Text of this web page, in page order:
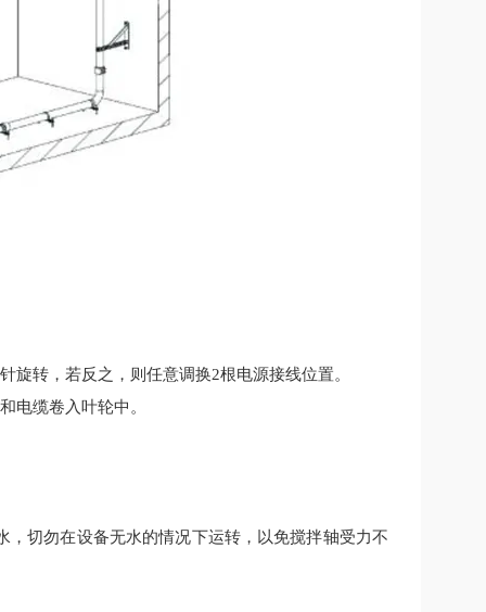
转，若反之，则任意调换2根电源接线位置。
电缆卷入叶轮中。
，切勿在设备无水的情况下运转，以免搅拌轴受力不